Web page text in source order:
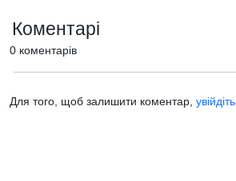
Коментарі
0 коментарів
Для того, щоб залишити коментар, увійдіть